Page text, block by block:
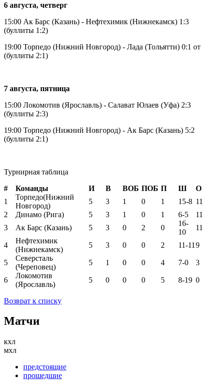
6 августа, четверг
15:00 Ак Барс (Казань) - Нефтехимик (Нижнекамск) 1:3
(буллиты 1:2)
19:00 Торпедо (Нижний Новгород) - Лада (Тольятти) 0:1 от
(буллиты 2:1)
7 августа, пятница
15:00 Локомотив (Ярославль) - Салават Юлаев (Уфа) 2:3
(буллиты 2:3)
19:00 Торпедо (Нижний Новгород) - Ак Барс (Казань) 5:2
(буллиты 2:1)
Турнирная таблица
#
Команды И В ВОБ ПОБ П Ш
О
1
Торпедо(Нижний
Новгород)
5 3 1 0 1 15-8 11
2
Динамо (Рига) 5 3 1 0 1 6-5
11
3
Ак Барс (Казань) 5 3 0 2 0
16-
10
11
4
Нефтехимик
(Нижнекамск)
5 3 0 0 2 11-11 9
5
Северсталь
(Череповец)
5 1 0 0 4 7-0 3
6
Локомотив
(Ярославль)
5 0 0 0 5 8-19 0
Возврат к списку
Матчи
кхл
мхл
предстоящие
прошедшие